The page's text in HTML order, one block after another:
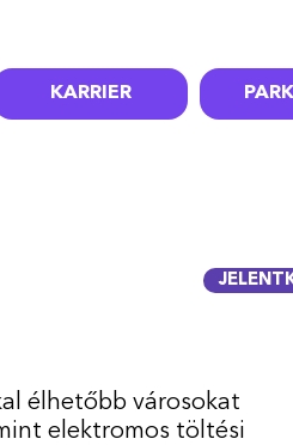
KARRIER
élhetőbb városokat
elektromos töltési